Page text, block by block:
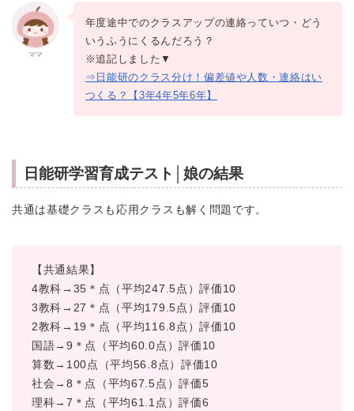
ママ
年度途中でのクラスアップの連絡っていつ・どう
いうふうにくるんだろう？
※追記しました▼
⇒日能研のクラス分け！偏差値や人数・連絡はい
つくる？【3年4年5年6年】
日能研学習育成テスト│娘の結果
共通は基礎クラスも応用クラスも解く問題です。
【共通結果】
4教科→35＊点（平均247.5点）評価10
3教科→27＊点（平均179.5点）評価10
2教科→19＊点（平均116.8点）評価10
国語→9＊点（平均60.0点）評価10
算数→100点（平均56.8点）評価10
社会→8＊点（平均67.5点）評価5
理科→7＊点（平均61.1点）評価6